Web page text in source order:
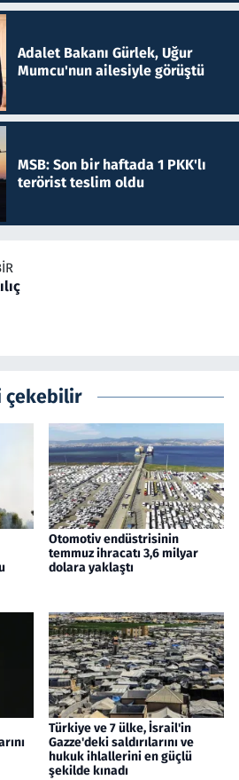
Adalet Bakanı Gürlek, Uğur
Mumcu'nun ailesiyle görüştü
MSB: Son bir haftada 1 PKK'lı
terörist teslim oldu
çekebilir
Otomotiv endüstrisinin
temmuz ihracatı 3,6 milyar
dolara yaklaştı
Türkiye ve 7 ülke, İsrail'in
Gazze'deki saldırılarını ve
hukuk ihlallerini en güçlü
şekilde kınadı